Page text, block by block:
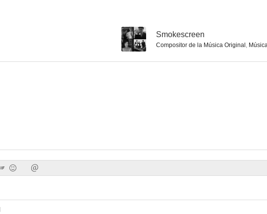
-- Smokescreen
Compositor de la Música Original ,